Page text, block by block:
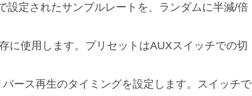
設定されたサンプルレートを、ランダムに半減/倍
に使用します。プリセットはAUXスイッチでの切
ース再生のタイミングを設定します。スイッチで